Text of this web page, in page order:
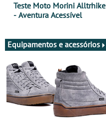
Teste Moto Morini Alltrhike
- Aventura Acessível
Equipamentos e acessórios